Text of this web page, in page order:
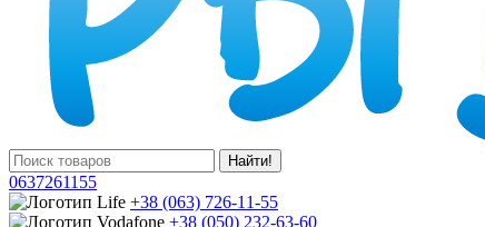
Найти!
0637261155
+38 (063) 726-11-55
+38 (050) 232-63-60